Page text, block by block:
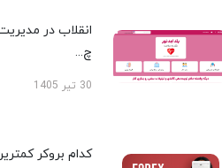
انقلاب در مدیریت
چ...
30 تیر 1405
کدام بروکر